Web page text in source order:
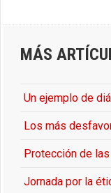
MÁS
Un ejemplo de
Los más
Protección de
Jornada por la